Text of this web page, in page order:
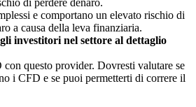
e comportano un elevato rischio di
a causa della leva finanziaria.
investitori nel settore al dettaglio
questo provider. Dovresti valutare se
i CFD e se puoi permetterti di correre il